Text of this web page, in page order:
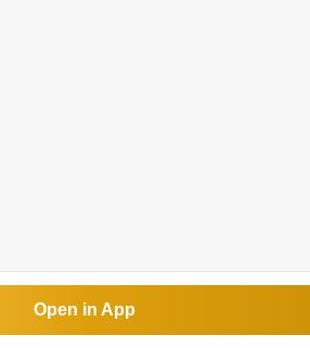
Open in App